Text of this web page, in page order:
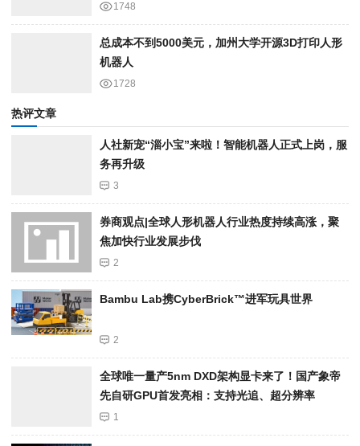
1748
总成本不到5000美元，加州大学开源3D打印人形
机器人
1728
热评文章
人社新宠“淄小宝”来啦！智能机器人正式上岗，服
务再升级
3
券商观点|全球人形机器人行业热度持续高涨，聚
焦加快行业发展步伐
2
Bambu Lab携Cyber​​Brick™进军玩具世界
2
全球唯一量产5nm DXD架构显卡来了！国产象帝
先自研GPU首发亮相：支持光追、超分辨率
1